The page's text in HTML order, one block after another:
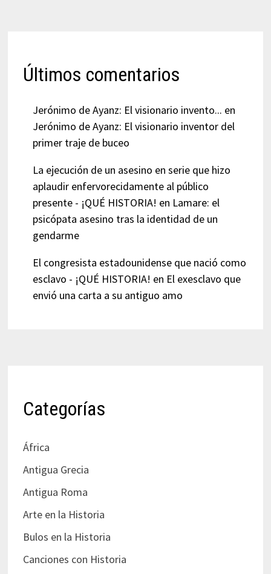
Últimos comentarios
Jerónimo de Ayanz: El visionario invento... en
Jerónimo de Ayanz: El visionario inventor del
primer traje de buceo
La ejecución de un asesino en serie que hizo
aplaudir enfervorecidamente al público
presente - ¡QUÉ HISTORIA! en Lamare: el
psicópata asesino tras la identidad de un
gendarme
El congresista estadounidense que nació como
esclavo - ¡QUÉ HISTORIA! en El exesclavo que
envió una carta a su antiguo amo
Categorías
África
Antigua Grecia
Antigua Roma
Arte en la Historia
Bulos en la Historia
Canciones con Historia